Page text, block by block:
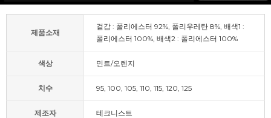
제품소재
겉감 : 폴리에스터 92%, 폴리우레탄 8%, 배색1 :
폴리에스터 100%, 배색2 : 폴리에스터 100%
색상 민트/오렌지
치수 95, 100, 105, 110, 115, 120, 125
제조자 테크니스트